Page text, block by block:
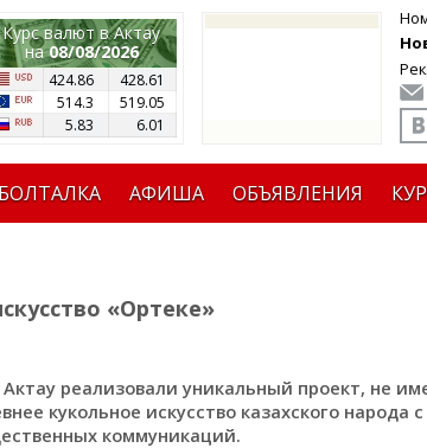
Курс валют в Актау
на08/08/2026
424.86
428.61
514.3
519.05
5.83
6.01
БОЛТАЛКА АФИША ОБЪЯВЛЕНИЯ
«Ортеке»
реализовали уникальный проект, не
кукольное искусство казахского народа с
коммуникаций.